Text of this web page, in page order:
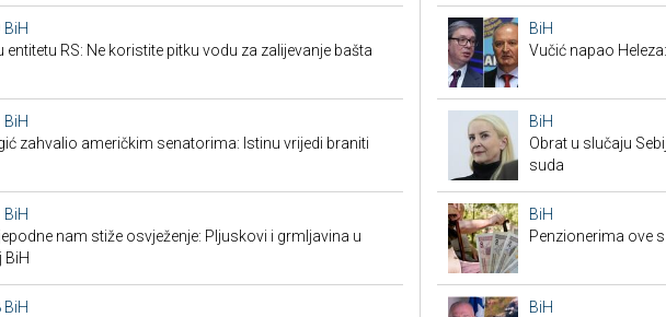
BiH
entitetu RS: Ne koristite pitku vodu za zalijevanje bašta
BiH
zahvalio američkim senatorima: Istinu vrijedi braniti
BiH
nam stiže osvježenje: Pljuskovi i grmljavina u
BiH
BiH
BiH
Vučić napao
BiH
Obrat u slučaju
suda
BiH
Penzionerima ove
BiH